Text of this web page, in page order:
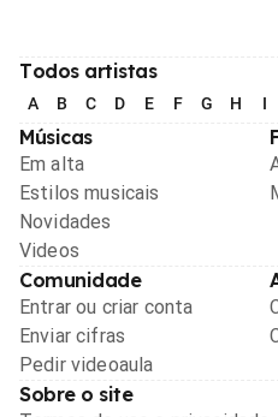
Todos artistas
A B C D E F G H I
Músicas
Em alta
Estilos musicais
Novidades
Videos
Comunidade
Entrar ou criar conta
Enviar cifras
Pedir videoaula
Sobre o site